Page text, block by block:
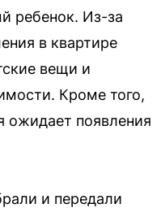
ребенок. Из-за
в квартире
вещи и
Кроме того,
ожидает появления
и передали